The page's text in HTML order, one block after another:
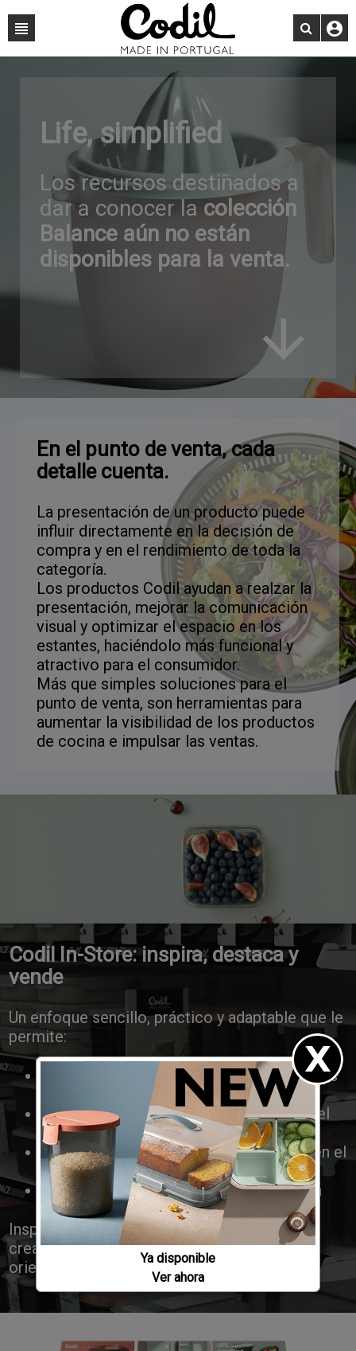
Life, simplified
Los recursos destinados a
dar a conocer la colección
Balance aún no están
disponibles para la venta.
En el punto de venta, cada
detalle cuenta.
La presentación de un producto puede
influir directamente en la decisión de
compra y en el rendimiento de toda la
categoría.
Los productos Codil ayudan a realzar la
presentación, mejorar la comunicación
visual y optimizar el espacio en los
estantes, haciéndolo más funcional y
atractivo para el consumidor.
Más que simples soluciones para el
punto de venta, son herramientas para
aumentar la visibilidad de los productos
de cocina e impulsar las ventas.
Codil In-Store: inspira, destaca y
vende
Un enfoque sencillo, práctico y adaptable que le
permite:
resaltar las principales gamas y categorías
de utensilios de cocina
mejorar la comprensión lectora visual del
consumidor
reforzar la presencia de los productos en el
estante
aumentar el atractivo del punto de venta
Inspírate y adáptala fácilmente a tu tienda,
creando una presentación más eficiente y
orientada a resultados.Ya disponible
Ver ahora